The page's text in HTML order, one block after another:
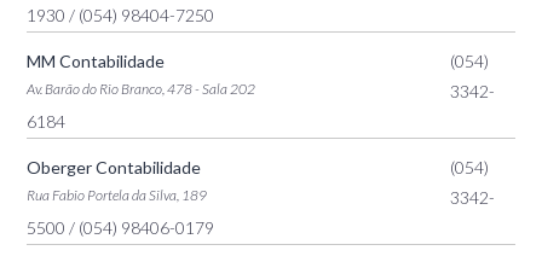
1930/ (054) 98404-7250
MM Contabilidade
Av. Barão do Rio Branco, 478 - Sala 202
(054)
3342-
6184
Oberger Contabilidade
Rua Fabio Portela da Silva, 189
(054)
3342-
5500/ (054) 98406-0179